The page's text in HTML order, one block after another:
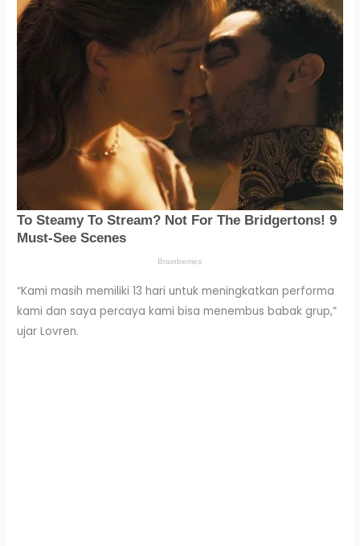
“Kami masih memiliki 13 hari untuk meningkatkan performa
kami dan saya percaya kami bisa menembus babak grup,”
ujar Lovren.